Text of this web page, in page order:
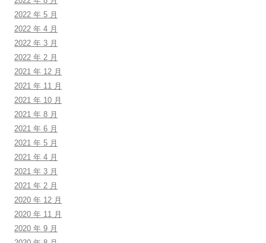
2022 年 5 月
2022 年 4 月
2022 年 3 月
2022 年 2 月
2021 年 12 月
2021 年 11 月
2021 年 10 月
2021 年 8 月
2021 年 6 月
2021 年 5 月
2021 年 4 月
2021 年 3 月
2021 年 2 月
2020 年 12 月
2020 年 11 月
2020 年 9 月